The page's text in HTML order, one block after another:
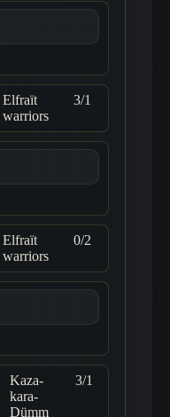
Elfraït
warriors
3/1
Elfraït
warriors
0/2
Kaza-
kara-
Dümm
3/1